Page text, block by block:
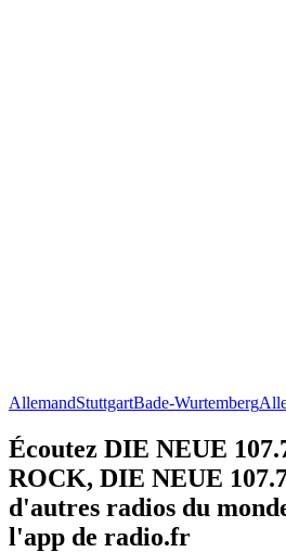
AllemandStuttgartBade-Wurtemberg
Écoutez DIE NEUE
ROCK, DIE NEUE
d'autres radios du
l'app de radio.fr